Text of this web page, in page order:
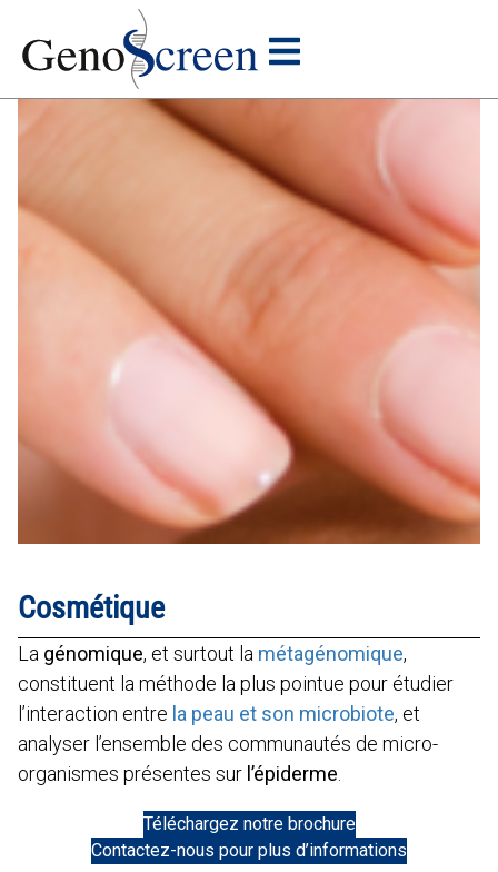
Cosmétique
La génomique, et surtout la métagénomique,
constituent la méthode la plus pointue pour étudier
l’interaction entre la peau et son microbiote, et
analyser l’ensemble des communautés de micro-
organismes présentes sur l’épiderme
Téléchargez notre brochure
Contactez-nous pour plus d’informations